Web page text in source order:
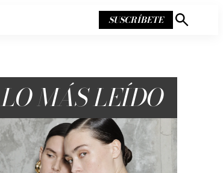
SUSCRÍBETE
Mostrar
LO MÁS LEÍDO